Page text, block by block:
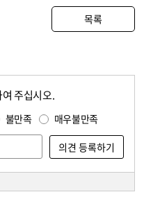
목록
주십시오.
불만족 매우불만족